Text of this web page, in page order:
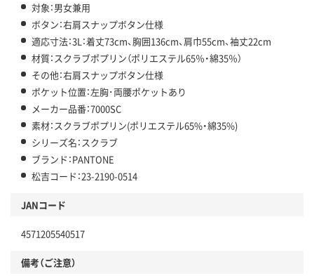
対象：男女兼用
ボタン：右肩スナップボタン仕様
適応寸法：3L：着丈73cm、胸囲136cm、肩巾55cm、袖丈22cm
材質：スクラブポプリン（ポリエステル65％・綿35％）
その他：右肩スナップボタン仕様
ポケット位置：左胸･両腰ポケットあり
メーカー品番：7000SC
素材：スクラブポプリン(ポリエステル65%・綿35%)
シリーズ名：スクラブ
ブランド：PANTONE
松吉コード：23-2190-0514
JANコード
4571205540517
備考（ご注意）